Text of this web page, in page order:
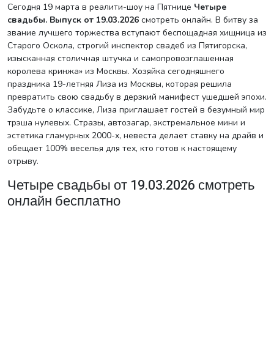
Сегодня 19 марта в реалити-шоу на Пятнице Четыре
свадьбы. Выпуск от 19.03.2026 смотреть онлайн. В битву за
звание лучшего торжества вступают беспощадная хищница из
Старого Оскола, строгий инспектор свадеб из Пятигорска,
изысканная столичная штучка и самопровозглашенная
королева кринжа» из Москвы. Хозяйка сегодняшнего
праздника 19-летняя Лиза из Москвы, которая решила
превратить свою свадьбу в дерзкий манифест ушедшей эпохи.
Забудьте о классике, Лиза приглашает гостей в безумный мир
трэша нулевых. Стразы, автозагар, экстремальное мини и
эстетика гламурных 2000-х, невеста делает ставку на драйв и
обещает 100% веселья для тех, кто готов к настоящему
отрыву.
Четыре свадьбы от 19.03.2026 смотреть
онлайн бесплатно